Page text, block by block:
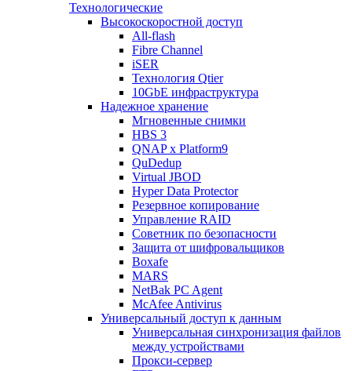
Технологические
Высокоскоростной доступ
All-flash
Fibre Channel
iSER
Технология Qtier
10GbE инфраструктура
Надежное хранение
Мгновенные снимки
HBS 3
QNAP x Platform9
QuDedup
Virtual JBOD
Hyper Data Protector
Резервное копирование
Управление RAID
Советник по безопасности
Защита от шифровальщиков
Boxafe
MARS
NetBak PC Agent
McAfee Antivirus
Универсальный доступ к данным
Универсальная синхронизация файлов
между устройствами
Прокси-сервер